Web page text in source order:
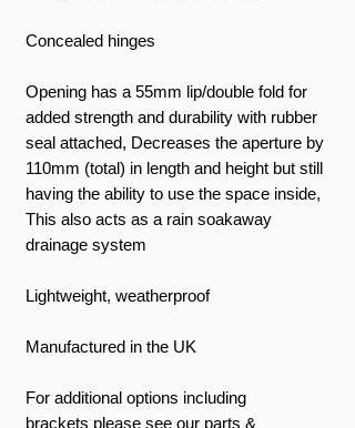
Concealed hinges
Opening has a 55mm lip/double fold for
added strength and durability with rubber
seal attached, Decreases the aperture by
110mm (total) in length and height but still
having the ability to use the space inside,
This also acts as a rain soakaway
drainage system
Lightweight, weatherproof
Manufactured in the UK
For additional options including
brackets please see our parts &